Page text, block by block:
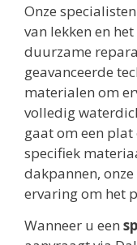
Onze
van lekken en
duurzame
geavanceerde
materialen om
volledig
gaat om een plat
specifiek
dakpannen,
ervaring om het
Wanneer u een